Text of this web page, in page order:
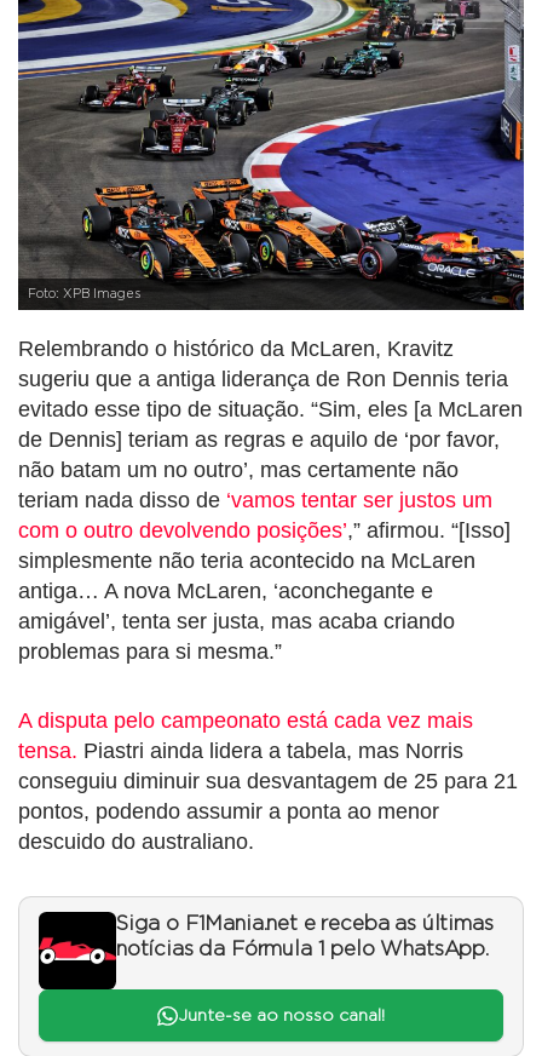
Foto: XPB Images
Relembrando o histórico da McLaren, Kravitz
sugeriu que a antiga liderança de Ron Dennis teria
evitado esse tipo de situação. “Sim, eles [a McLaren
de Dennis] teriam as regras e aquilo de ‘por favor,
não batam um no outro’, mas certamente não
teriam nada disso de ‘vamos tentar ser justos um
com o outro devolvendo posições’,” afirmou. “[Isso]
simplesmente não teria acontecido na McLaren
antiga… A nova McLaren, ‘aconchegante e
amigável’, tenta ser justa, mas acaba criando
problemas para si mesma.”
A disputa pelo campeonato está cada vez mais
tensa. Piastri ainda lidera a tabela, mas Norris
conseguiu diminuir sua desvantagem de 25 para 21
pontos, podendo assumir a ponta ao menor
descuido do australiano.
Siga o F1Mania.net e receba as últimas
notícias da Fórmula 1 pelo WhatsApp.
Junte-se ao nosso canal!